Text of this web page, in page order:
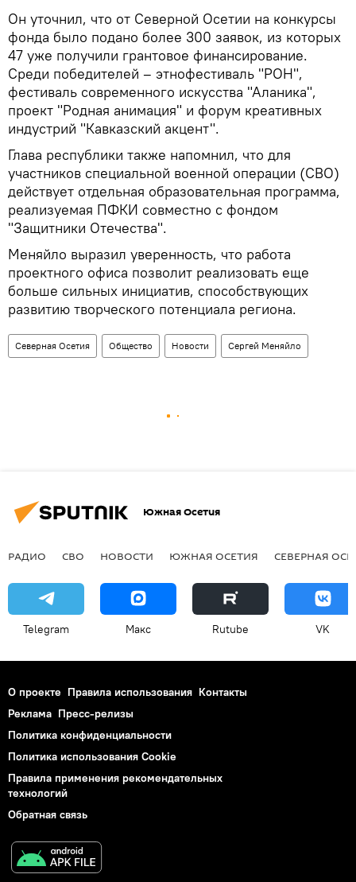
Он уточнил, что от Северной Осетии на конкурсы
фонда было подано более 300 заявок, из которых
47 уже получили грантовое финансирование.
Среди победителей – этнофестиваль "РОН",
фестиваль современного искусства "Аланика",
проект "Родная анимация" и форум креативных
индустрий "Кавказский акцент".
Глава республики также напомнил, что для
участников специальной военной операции (СВО)
действует отдельная образовательная программа,
реализуемая ПФКИ совместно с фондом
"Защитники Отечества".
Меняйло выразил уверенность, что работа
проектного офиса позволит реализовать еще
больше сильных инициатив, способствующих
развитию творческого потенциала региона.
Северная Осетия Общество Новости Сергей Меняйло
Южная Осетия
РАДИО СВО НОВОСТИ ЮЖНАЯ ОСЕТИЯ СЕВЕРНАЯ
Telegram Макс Rutube VK
О проекте Правила использования Контакты
Реклама Пресс-релизы
Политика конфиденциальности
Политика использования Cookie
Правила применения рекомендательных
технологий
Обратная связь